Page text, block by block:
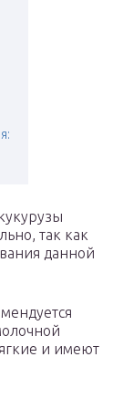
так как
данной
и имеют